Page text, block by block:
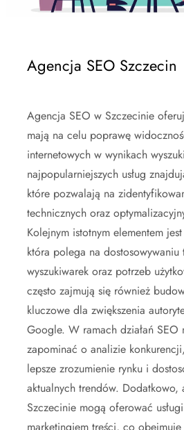
Agencja SEO Szczecin
Agencja SEO w Szczecinie
mają na celu poprawę
internetowych w wynikach
najpopularniejszych usług
które pozwalają na
technicznych oraz
Kolejnym istotnym elementem
która polega na
wyszukiwarek oraz potrzeb
często zajmują się również
kluczowe dla zwiększenia
Google. W ramach działań SEO
zapominać o analizie
lepsze zrozumienie rynku i
aktualnych trendów. Dodatkowo,
Szczecinie mogą oferować